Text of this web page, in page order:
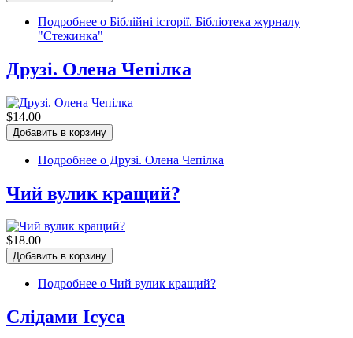
Подробнее о Біблійні історії. Бібліотека журналу
"Стежинка"
Друзі. Олена Чепілка
$14.00
Подробнее о Друзі. Олена Чепілка
Чий вулик кращий?
$18.00
Подробнее о Чий вулик кращий?
Слідами Ісуса